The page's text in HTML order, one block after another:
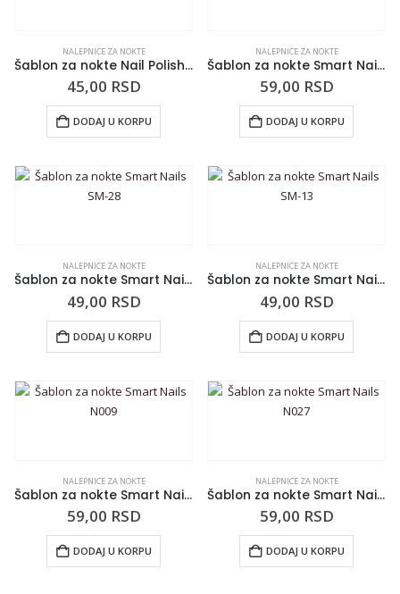
NALEPNICE ZA NOKTE
Šablon za nokte Nail Polish Tatoo NPT-001
45,00 RSD
DODAJ U KORPU
NALEPNICE ZA NOKTE
Šablon za nokte Smart Nails SM-35
59,00 RSD
DODAJ U KORPU
NALEPNICE ZA NOKTE
Šablon za nokte Smart Nails SM-28
49,00 RSD
DODAJ U KORPU
NALEPNICE ZA NOKTE
Šablon za nokte Smart Nails SM-13
49,00 RSD
DODAJ U KORPU
NALEPNICE ZA NOKTE
Šablon za nokte Smart Nails N009
59,00 RSD
DODAJ U KORPU
NALEPNICE ZA NOKTE
Šablon za nokte Smart Nails N027
59,00 RSD
DODAJ U KORPU